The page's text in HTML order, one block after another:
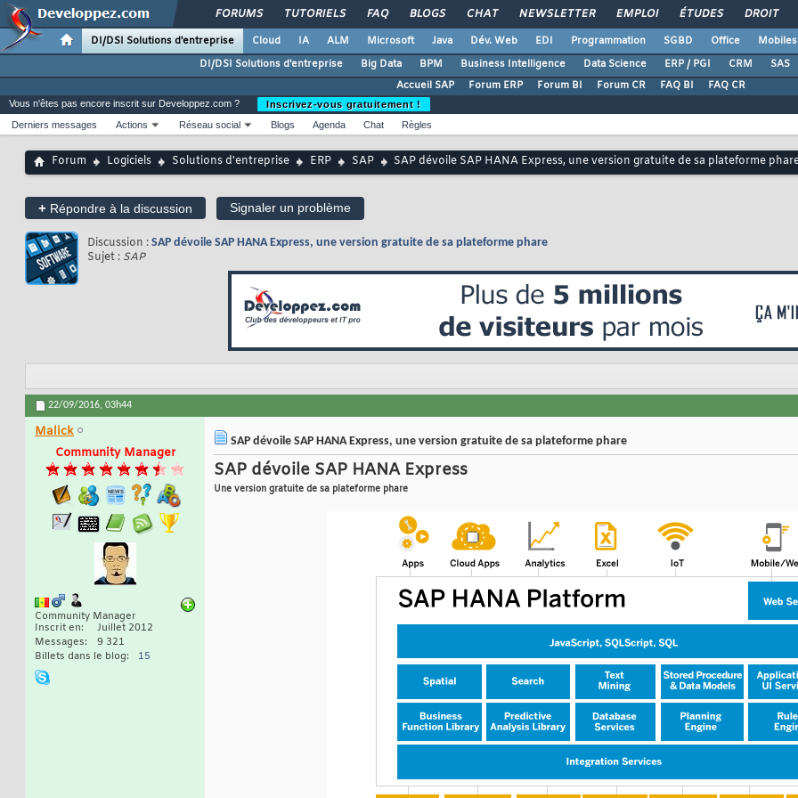
FORUMS TUTORIELS FAQ BLOGS CHAT NEWSLETTER EMPLOI ÉTUDES DROIT
DI/DSI Solutions d'entreprise Cloud IA ALM Microsoft Java Dév. Web EDI Programmation SGBD Office
Mobiles
DI/DSI Solutions d'entreprise
Big Data BPM Business Intelligence Data Science ERP / PGI CRM
SAS
Accueil SAP
Forum ERP Forum BI Forum CR FAQ BI FAQ CR
Vous n'êtes pas encore inscrit sur Developpez.com ?
Inscrivez-vous gratuitement !
Derniers messages
Actions Réseau social Blogs Agenda Chat Règles
Forum Logiciels Solutions d'entreprise ERP SAP SAP dévoile SAP HANA Express, une version gratuite de sa plateforme
+ Répondre à la discussion Signaler un problème
Discussion : SAP dévoile SAP HANA Express, une version gratuite de sa plateforme phare
Sujet : SAP
22/09/2016, 03h44
Malick
Community Manager
Community Manager
Inscrit en
Juillet 2012
Messages
9 321
Billets dans le blog
15
SAP dévoile SAP HANA Express, une version gratuite de sa plateforme phare
SAP dévoile SAP HANA Express
Une version gratuite de sa plateforme phare